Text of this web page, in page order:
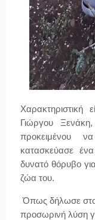
Χαρακτηριστική
Γιώργου
προκειμένου
κατασκεύασε
δυνατό θόρυβο
ζώα του.
Όπως δήλωσε
προσωρινή λύση